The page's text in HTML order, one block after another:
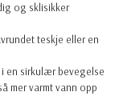
og sklisikker
teskje eller en
en sirkulær bevegelse
mer varmt vann opp